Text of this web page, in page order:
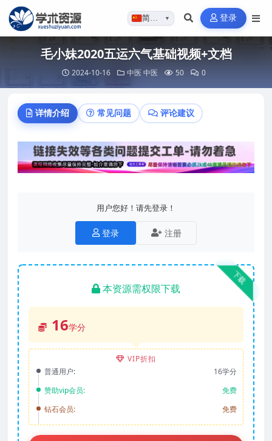
简体…▼ 登录
毛小妹2020五运六气基础视频+文档
2024-10-16 中医 中医 50 0
详情介绍 常见问题 评论建议
用户您好！请先登录！
登录 注册
下载
本资源需权限下载
16学分
VIP折扣
普通用户:
16学分
赞助vip会员:
免费
钻石会员:
免费